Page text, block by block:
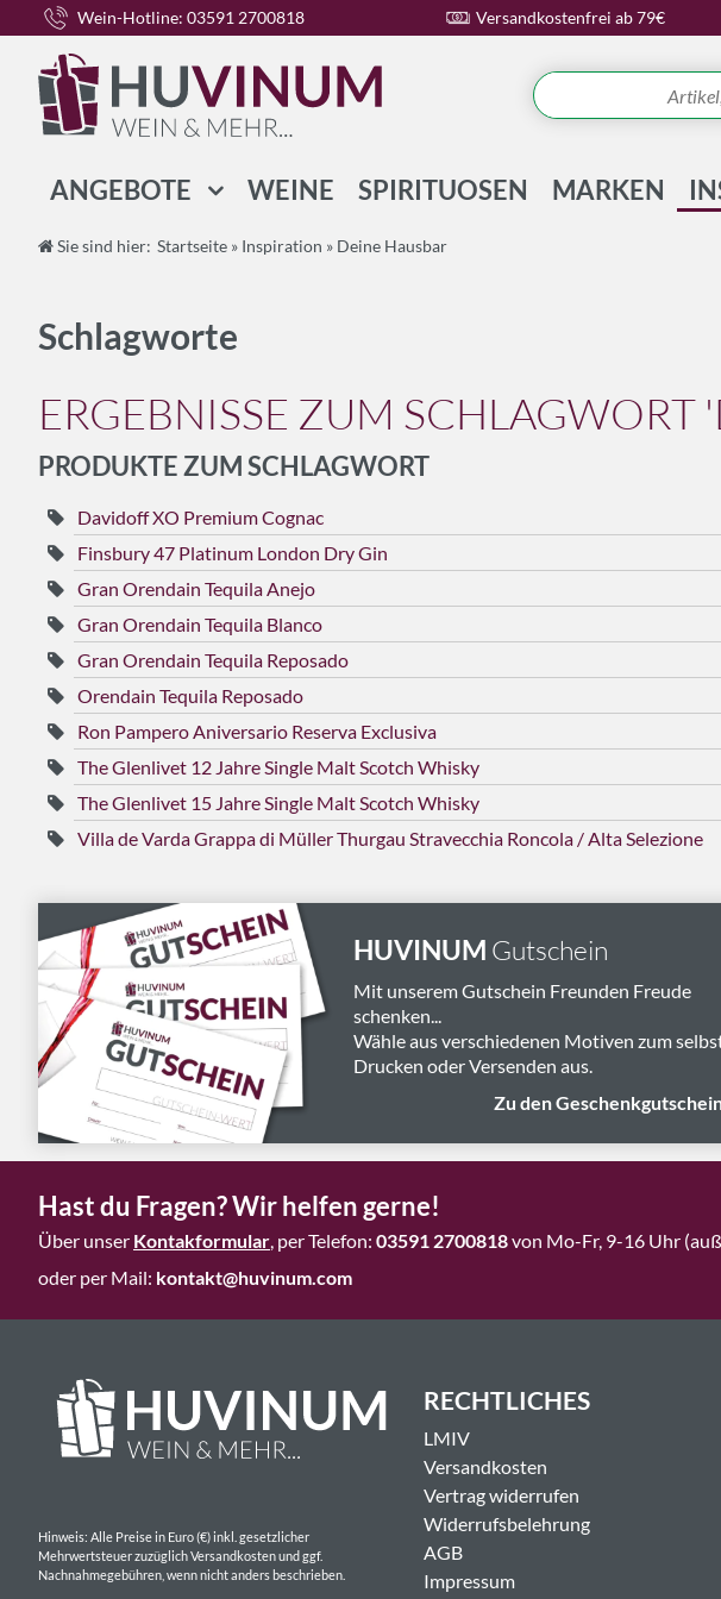
Wein-Hotline: 03591 2700818 Versandkostenfrei ab 79€
ANGEBOTE
WEIN-PAKETE
GESCHENK-PAKETE
WEINE SPIRITUOSEN MARKEN
Sie sind hier: Startseite » Inspiration » Deine Hausbar
Schlagworte
ERGEBNISSE ZUM SCHLAGWORT
PRODUKTE ZUM SCHLAGWORT
Davidoff XO Premium Cognac
Finsbury 47 Platinum London Dry Gin
Gran Orendain Tequila Anejo
Gran Orendain Tequila Blanco
Gran Orendain Tequila Reposado
Orendain Tequila Reposado
Ron Pampero Aniversario Reserva Exclusiva
The Glenlivet 12 Jahre Single Malt Scotch Whisky
The Glenlivet 15 Jahre Single Malt Scotch Whisky
Villa de Varda Grappa di Müller Thurgau Stravecchia Roncola / Alta Selezione
HUVINUM Gutschein
Mit unserem Gutschein Freunden Freude
schenken...
Wähle aus verschiedenen Motiven zum
Drucken oder Versenden aus.
Zu den
Hast du Fragen? Wir helfen gerne!
Über unser Kontakformular, per Telefon: 03591 2700818von Mo-Fr, 9-16 Uhr
oder per Mail: kontakt@huvinum.com
RECHTLICHES
LMIV
Versandkosten
Vertrag widerrufen
Widerrufsbelehrung
AGB
Impressum
Hinweis: Alle Preise in Euro (€) inkl. gesetzlicher
Mehrwertsteuer zuzüglich Versandkosten und ggf.
Nachnahmegebühren, wenn nicht anders beschrieben.